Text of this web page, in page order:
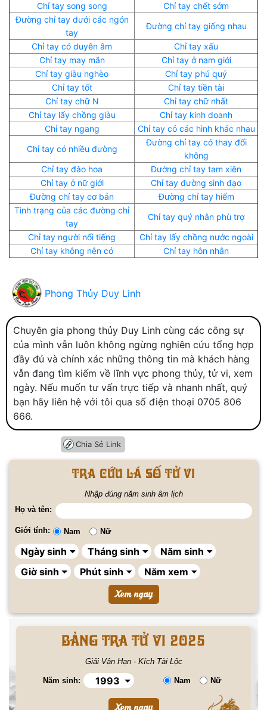
Chỉ tay song song
Chỉ tay chết sớm
Đường chỉ tay dưới các ngón
tay
Đường chỉ tay giống nhau
Chỉ tay có duyên âm
Chỉ tay xấu
Chỉ tay may mắn
Chỉ tay ở nam giới
Chỉ tay giàu nghèo
Chỉ tay phú quý
Chỉ tay tốt
Chỉ tay tiền tài
Chỉ tay chữ N
Chỉ tay chữ nhất
Chỉ tay lấy chồng giàu
Chỉ tay kinh doanh
Chỉ tay ngang
Chỉ tay có các hình khác nhau
Chỉ tay có nhiều đường
Đường chỉ tay có thay đổi
không
Chỉ tay đào hoa
Đường chỉ tay tam xiên
Chỉ tay ở nữ giới
Chỉ tay đường sinh đạo
Đường chỉ tay cơ bản
Đường chỉ tay hiếm
Tình trạng của các đường chỉ
tay
Chỉ tay quý nhân phù trợ
Chỉ tay người nổi tiếng
Chỉ tay lấy chồng nước ngoài
Chỉ tay không nên có
Chỉ tay hôn nhân
Phong Thủy Duy Linh
Chuyên gia phong thủy Duy Linh cùng các công sự
của mình vẫn luôn không ngừng nghiên cứu tổng hợp
đầy đủ và chính xác những thông tin mà khách hàng
vẫn đang tìm kiếm về lĩnh vực phong thủy, tử vi, xem
ngày. Nếu muốn tư vấn trực tiếp và nhanh nhất, quý
bạn hãy liên hệ với tôi qua số điện thoại 0705 806
666.
Chia Sẻ Link
Tra cứu lá số tử vi
Nhập đúng năm sinh âm lịch
Họ và tên:
Giới tính: Nam Nữ
BẢNG TRA TỬ VI 2025
Giải Vận Hạn - Kích Tài Lộc
Năm sinh: Nam Nữ